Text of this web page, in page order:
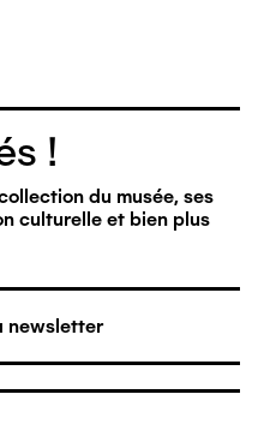
!
du musée, ses
culturelle et bien plus
newsletter